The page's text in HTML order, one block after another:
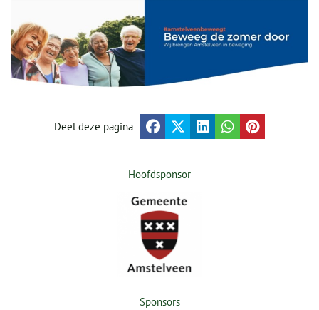
Deel deze pagina
Hoofdsponsor
Sponsors